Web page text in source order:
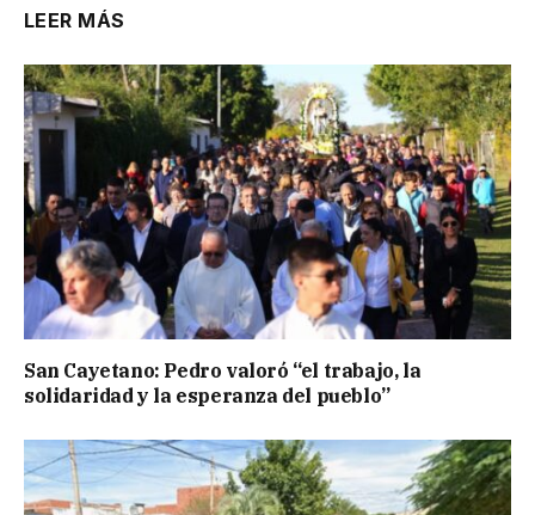
LEER MÁS
San Cayetano: Pedro valoró “el trabajo, la
solidaridad y la esperanza del pueblo”